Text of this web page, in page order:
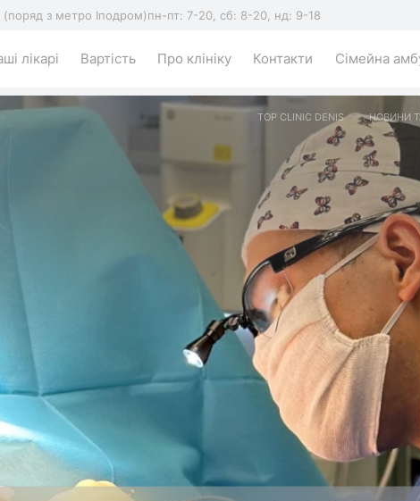
з метро Іподром)пн-пт: 7-20, сб: 8-20, нд: 9-18
лікарі Вартість Про клініку Контакти Сімейна
TOP CLINIC DENIS НОВИНИ